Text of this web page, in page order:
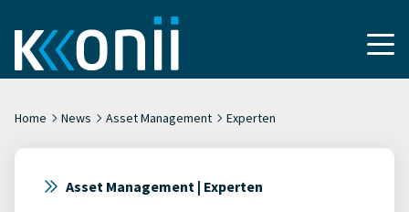
Home News Asset Management Experten
Asset Management | Experten